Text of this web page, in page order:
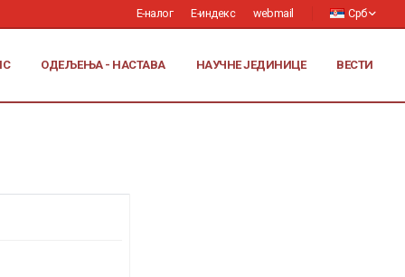
Е-налог Е-индекс webmail Срб
ОДЕЉЕЊА - НАСТАВА НАУЧНЕ ЈЕДИНИЦЕ ВЕСТИ